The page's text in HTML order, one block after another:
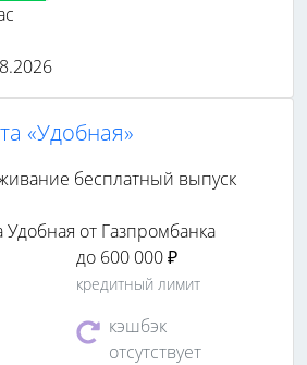
«Удобная»
бесплатный выпуск
до 600 000 ₽
кредитный лимит
кэшбэк
отсутствует